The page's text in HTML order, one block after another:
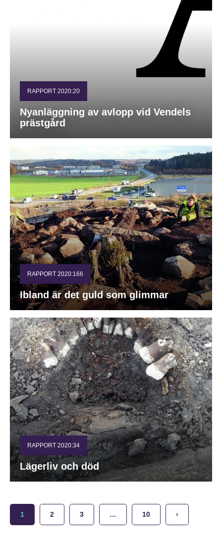
RAPPORT 2020:20
Nyanläggning av avlopp vid Vendels
prästgård
RAPPORT 2020:166
Ibland är det guld som glimmar
RAPPORT 2020:34
Lägerliv och död
1 2 3 … 10 ›